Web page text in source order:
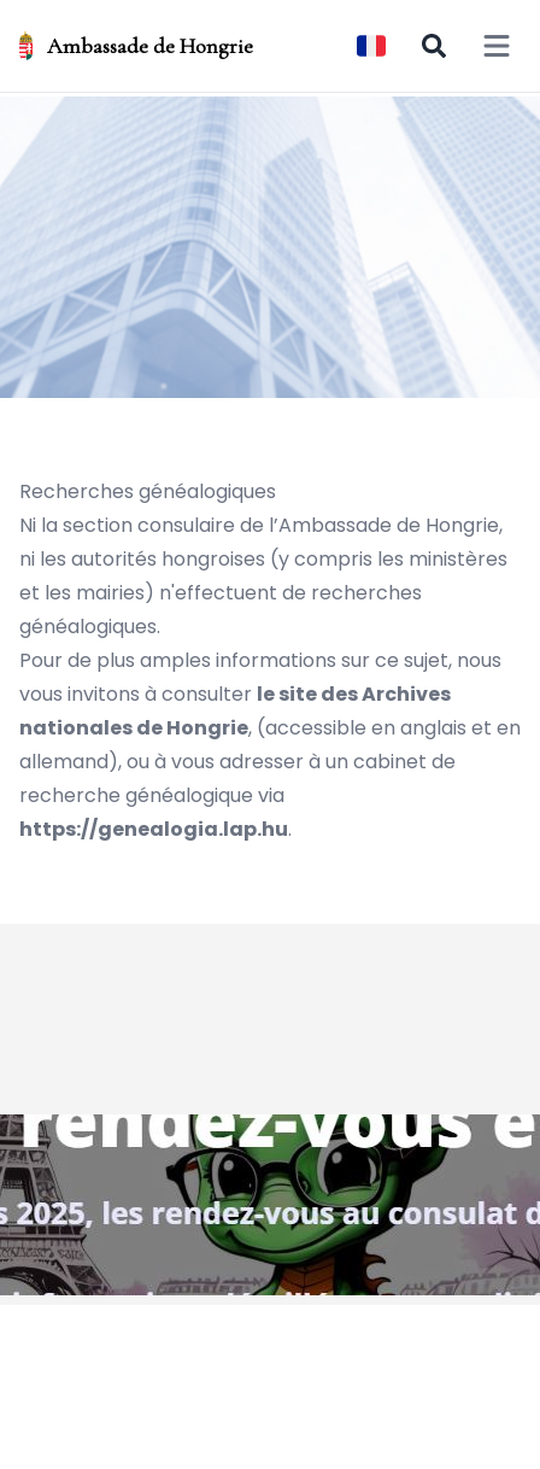
Ambassade de Hongrie Open
Recherches généalogiques
Ni la section consulaire de l’Ambassade de Hongrie,
ni les autorités hongroises (y compris les ministères
et les mairies) n'effectuent de recherches
généalogiques.
Pour de plus amples informations sur ce sujet, nous
vous invitons à consulter le site des Archives
nationales de Hongrie, (accessible en anglais et en
allemand), ou à vous adresser à un cabinet de
recherche généalogique via
https://genealogia.lap.hu.